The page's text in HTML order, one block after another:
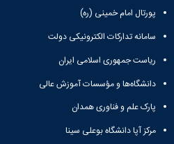
پورتال امام خمینی (ره)
سامانه تدارکات الکترونیکی دولت
ریاست جمهوری اسلامی ایران
دانشگاه‌ها و مؤسسات آموزش عالی
پارک علم و فناوری همدان
مرکز آپا دانشگاه بوعلی سینا